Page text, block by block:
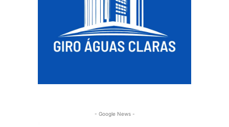
- Google News -